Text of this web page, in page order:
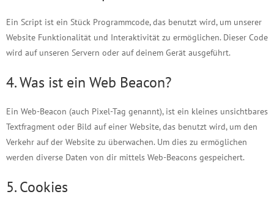
Ein Script ist ein Stück Programmcode, das benutzt wird, um unserer
Website Funktionalität und Interaktivität zu ermöglichen. Dieser Code
wird auf unseren Servern oder auf deinem Gerät ausgeführt.
4. Was ist ein Web Beacon?
Ein Web-Beacon (auch Pixel-Tag genannt), ist ein kleines unsichtbares
Textfragment oder Bild auf einer Website, das benutzt wird, um den
Verkehr auf der Website zu überwachen. Um dies zu ermöglichen
werden diverse Daten von dir mittels Web-Beacons gespeichert.
5. Cookies